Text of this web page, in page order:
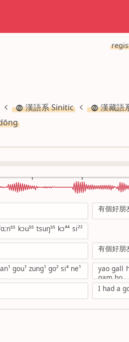
漢語系 Sinitic
漢藏語
有個好朋
kɔu⁵⁵ tsuŋ⁵⁵ kɔ⁴⁴ si²²
有個好朋
gou¹ zung¹ go² si⁴ ne¹
yao gall
gam ho
I had a